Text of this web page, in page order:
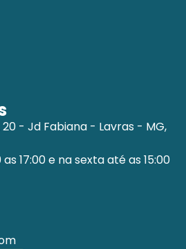
20 - Jd Fabiana - Lavras - MG,
as 17:00 e na sexta até as 15:00